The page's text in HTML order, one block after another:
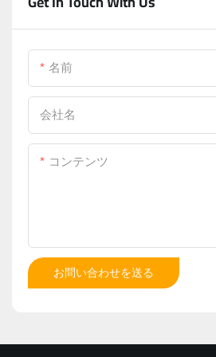
名前
会社名
コンテンツ
お問い合わせを送る